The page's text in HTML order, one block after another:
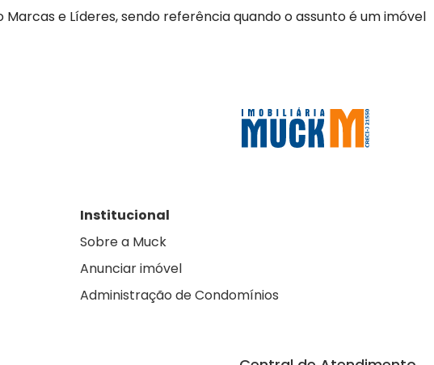
e Líderes, sendo referência quando o assunto é um imóvel
Institucional
Sobre a Muck
Anunciar imóvel
Administração de Condomínios